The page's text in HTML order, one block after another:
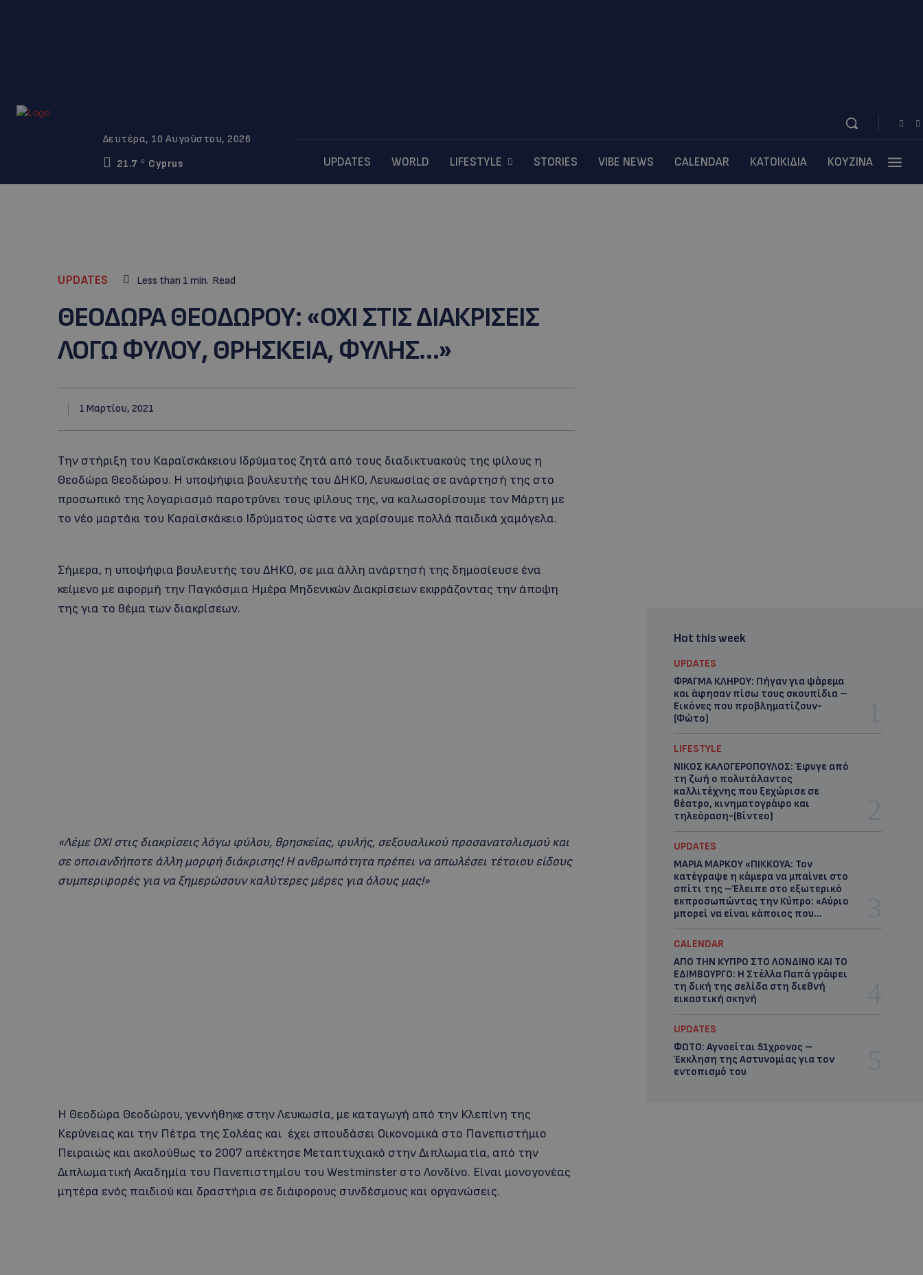
Δευτέρα, 10 Αυγούστου, 2026
21.7
C Cyprus UPDATES WORLD LIFESTYLE STORIES VIBE NEWS CALENDAR ΚΑΤΟΙΚΙΔΙΑ ΚΟΥΖΙΝΑ
UPDATES Less than 1 min. Read
ΘΕΟΔΩΡΑ ΘΕΟΔΩΡΟΥ: «ΟΧΙ ΣΤΙΣ ΔΙΑΚΡΙΣΕΙΣ
ΛΟΓΩ ΦΥΛΟΥ, ΘΡΗΣΚΕΙΑ, ΦΥΛΗΣ…»
1 Μαρτίου, 2021
Την στήριξη του Καραϊσκάκειου Ιδρύματος ζητά από τους διαδικτυακούς της φίλους η
Θεοδώρα Θεοδώρου. Η υποψήφια βουλευτής του ΔΗΚΟ, Λευκωσίας σε ανάρτησή της στο
προσωπικό της λογαριασμό παροτρύνει τους φίλους της, να καλωσορίσουμε τον Μάρτη με
το νέο μαρτάκι του Καραϊσκάκειο Ιδρύματος ώστε να χαρίσουμε πολλά παιδικά χαμόγελα.
Σήμερα, η υποψήφια βουλευτής του ΔΗΚΟ, σε μια άλλη ανάρτησή της δημοσίευσε ένα
κείμενο με αφορμή την Παγκόσμια Ημέρα Μηδενικών Διακρίσεων εκφράζοντας την άποψη
της για το θέμα των διακρίσεων.
«Λέμε ΟΧΙ στις διακρίσεις λόγω φύλου, θρησκείας, φυλής, σεξουαλικού προσανατολισμού και
σε οποιανδήποτε άλλη μορφή διάκρισης! Η ανθρωπότητα πρέπει να απωλέσει τέτοιου είδους
συμπεριφορές για να ξημερώσουν καλύτερες μέρες για όλους μας!»
Η Θεοδώρα Θεοδώρου, γεννήθηκε στην Λευκωσία, με καταγωγή από την Κλεπίνη της
Κερύνειας και την Πέτρα της Σολέας και έχει σπουδάσει Οικονομικά στο Πανεπιστήμιο
Πειραιώς και ακολούθως το 2007 απέκτησε Μεταπτυχιακό στην Διπλωματία, από την
Διπλωματική Ακαδημία του Πανεπιστημίου του Westminster στο Λονδίνο. Είναι μονογονέας
μητέρα ενός παιδιού και δραστήρια σε διάφορους συνδέσμους και οργανώσεις.
Hot this week
UPDATES
ΦΡΑΓΜΑ ΚΛΗΡΟΥ: Πήγαν για ψάρεμα
και άφησαν πίσω τους σκουπίδια –
Εικόνες που προβληματίζουν-
(Φώτο)
LIFESTYLE
ΝΙΚΟΣ ΚΑΛΟΓΕΡΟΠΟΥΛΟΣ: Έφυγε από
τη ζωή ο πολυτάλαντος
καλλιτέχνης που ξεχώρισε σε
θέατρο, κινηματογράφο και
τηλεόραση-(Bίντεο)
UPDATES
ΜΑΡΙΑ ΜΑΡΚΟΥ «ΠΙΚΚΟΥΑ: Τον
κατέγραψε η κάμερα να μπαίνει στο
σπίτι της –Έλειπε στο εξωτερικό
εκπροσωπώντας την Κύπρο: «Αύριο
μπορεί να είναι κάποιος που...
CALENDAR
ΑΠΟ ΤΗΝ ΚΥΠΡΟ ΣΤΟ ΛΟΝΔΙΝΟ ΚΑΙ ΤΟ
ΕΔΙΜΒΟΥΡΓΟ: Η Στέλλα Παπά γράφει
τη δική της σελίδα στη διεθνή
εικαστική σκηνή
UPDATES
ΦΩΤΟ: Αγνοείται 51χρονος –
Έκκληση της Αστυνομίας για τον
εντοπισμό του